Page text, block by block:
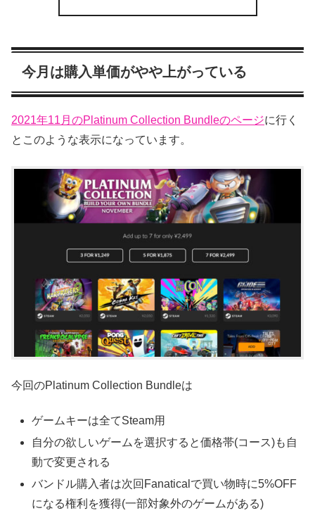
今月は購入単価がやや上がっている
2021年11月のPlatinum Collection Bundleのページに行く
とこのような表示になっています。
今回のPlatinum Collection Bundleは
ゲームキーは全てSteam用
自分の欲しいゲームを選択すると価格帯(コース)も自
動で変更される
バンドル購入者は次回Fanaticalで買い物時に5%OFF
になる権利を獲得(一部対象外のゲームがある)